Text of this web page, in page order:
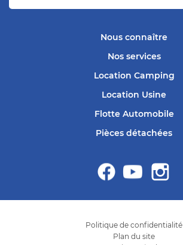
Nous connaître
Nos services
Location Camping
Location Usine
Flotte Automobile
Pièces détachées
Politique de confidentialité
Plan du site